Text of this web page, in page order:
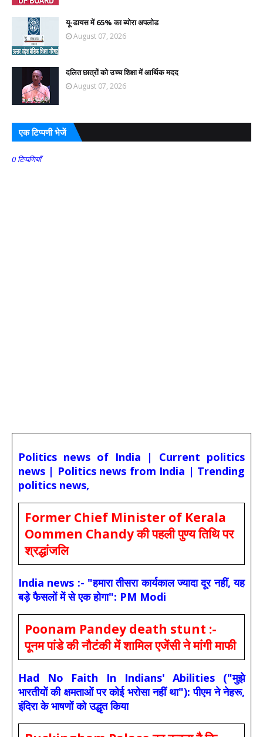
यू-डायस में 65% का ब्योरा अपलोड
August 07, 2026
दलित छात्रों को उच्च शिक्षा में आर्थिक मदद
August 07, 2026
एक टिप्पणी भेजें
0 टिप्पणियाँ
Politics news of India | Current politics
news | Politics news from India | Trending
politics news,
Former Chief Minister of Kerala
Oommen Chandy की पहली पुण्य तिथि पर
श्रद्धांजलि
India news :- "हमारा तीसरा कार्यकाल ज्यादा दूर नहीं, यह
बड़े फैसलों में से एक होगा": PM Modi
Poonam Pandey death stunt :-
पूनम पांडे की नौटंकी में शामिल एजेंसी ने मांगी माफी
Had No Faith In Indians' Abilities ("मुझे
भारतीयों की क्षमताओं पर कोई भरोसा नहीं था"): पीएम ने नेहरू,
इंदिरा के भाषणों को उद्धृत किया